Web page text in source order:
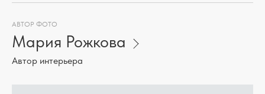
АВТОР ФОТО
Мария Рожкова
Автор интерьера